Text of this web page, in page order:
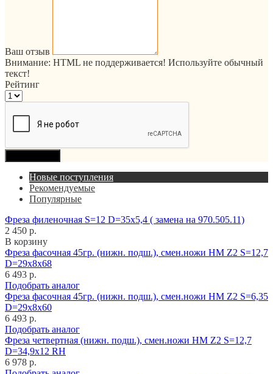
Ваш отзыв
Внимание: HTML не поддерживается! Используйте обычный
текст!
Рейтинг
Новые поступления
Рекомендуемые
Популярные
Фреза филеночная S=12 D=35x5,4 ( замена на 970.505.11)
2 450 р.
В корзину
Фреза фасочная 45гр. (нижн. подш.), смен.ножи HM Z2 S=12,7
D=29x8x68
6 493 р.
Подобрать аналог
Фреза фасочная 45гр. (нижн. подш.), смен.ножи HM Z2 S=6,35
D=29x8x60
6 493 р.
Подобрать аналог
Фреза четвертная (нижн. подш.), смен.ножи HM Z2 S=12,7
D=34,9x12 RH
6 978 р.